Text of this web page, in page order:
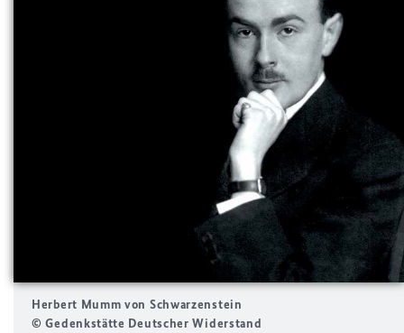
Herbert Mumm von Schwarzenstein
© Gedenkstätte Deutscher Widerstand